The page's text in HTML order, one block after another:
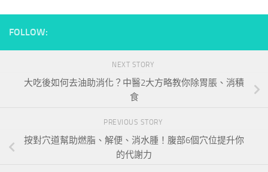
FOLLOW:
NEXT STORY
大吃後如何去油助消化？中醫2大方略教你除胃脹、消積
食
PREVIOUS STORY
按對穴道幫助燃脂、解便、消水腫！腹部6個穴位提升你
的代謝力